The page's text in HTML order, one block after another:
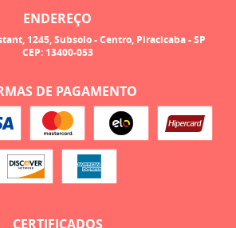
ENDEREÇO
1245, Subsolo-Centro, Piracicaba-SP
CEP: 13400-053
DE PAGAMENTO
CERTIFICADOS